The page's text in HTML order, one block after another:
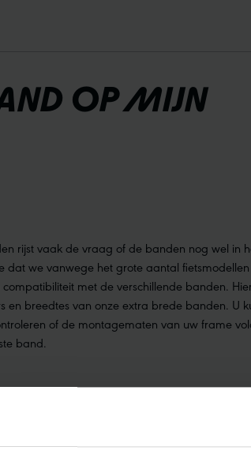
OP MIJN
rijst vaak de vraag of de banden nog wel in
dat we vanwege het grote aantal
met de verschillende banden.
en breedtes van onze extra brede banden. U
of de montagematen van uw frame
band.